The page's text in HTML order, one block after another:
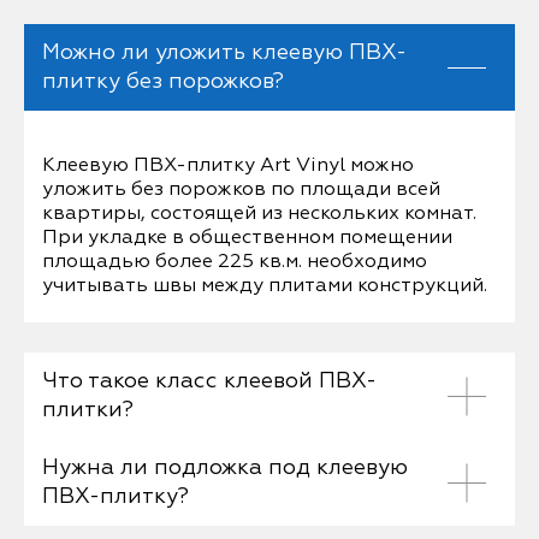
Можно ли уложить клеевую ПВХ-
плитку без порожков?
Клеевую ПВХ-плитку Art Vinyl можно
уложить без порожков по площади всей
квартиры, состоящей из нескольких комнат.
При укладке в общественном помещении
площадью более 225 кв.м. необходимо
учитывать швы между плитами конструкций.
Что такое класс клеевой ПВХ-
плитки?
Класс напольного покрытия состоит из двух
Нужна ли подложка под клеевую
ПВХ-плитку?